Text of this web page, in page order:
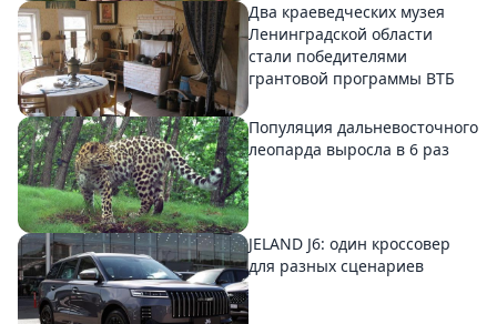
Два краеведческих музея
Ленинградской области
стали победителями
грантовой программы ВТБ
Популяция дальневосточного
леопарда выросла в 6 раз
JELAND J6: один кроссовер
для разных сценариев